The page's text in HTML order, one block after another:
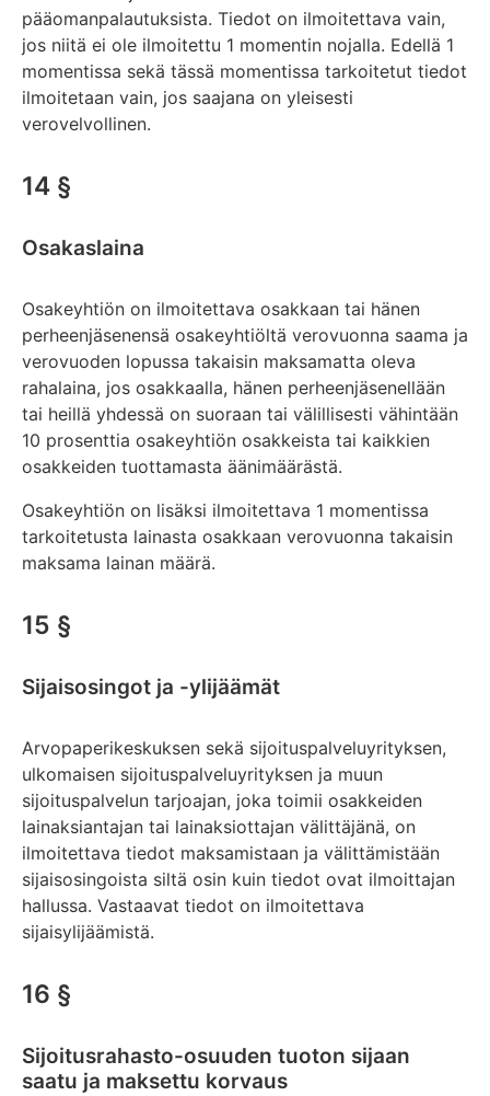
pääomanpalautuksista. Tiedot on ilmoitettava vain,
jos niitä ei ole ilmoitettu 1 momentin nojalla. Edellä 1
momentissa sekä tässä momentissa tarkoitetut tiedot
ilmoitetaan vain, jos saajana on yleisesti
verovelvollinen.
14 §
Osakaslaina
Osakeyhtiön on ilmoitettava osakkaan tai hänen
perheenjäsenensä osakeyhtiöltä verovuonna saama ja
verovuoden lopussa takaisin maksamatta oleva
rahalaina, jos osakkaalla, hänen perheenjäsenellään
tai heillä yhdessä on suoraan tai välillisesti vähintään
10 prosenttia osakeyhtiön osakkeista tai kaikkien
osakkeiden tuottamasta äänimäärästä.
Osakeyhtiön on lisäksi ilmoitettava 1 momentissa
tarkoitetusta lainasta osakkaan verovuonna takaisin
maksama lainan määrä.
15 §
Sijaisosingot ja -ylijäämät
Arvopaperikeskuksen sekä sijoituspalveluyrityksen,
ulkomaisen sijoituspalveluyrityksen ja muun
sijoituspalvelun tarjoajan, joka toimii osakkeiden
lainaksiantajan tai lainaksiottajan välittäjänä, on
ilmoitettava tiedot maksamistaan ja välittämistään
sijaisosingoista siltä osin kuin tiedot ovat ilmoittajan
hallussa. Vastaavat tiedot on ilmoitettava
sijaisylijäämistä.
16 §
Sijoitusrahasto-osuuden tuoton sijaan
saatu ja maksettu korvaus